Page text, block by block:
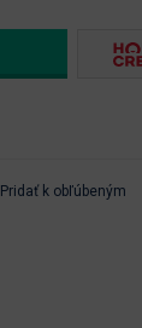
Pridať k obľúbeným